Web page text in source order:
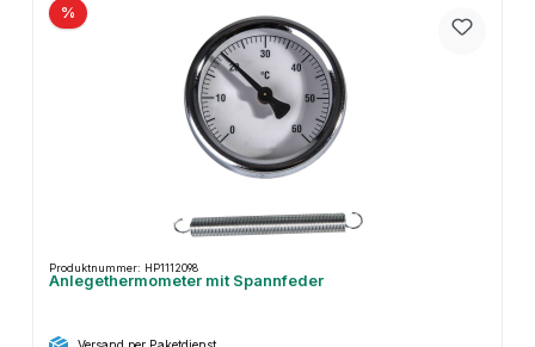
%
Produktnummer: HP1112098
Anlegethermometer mit Spannfeder